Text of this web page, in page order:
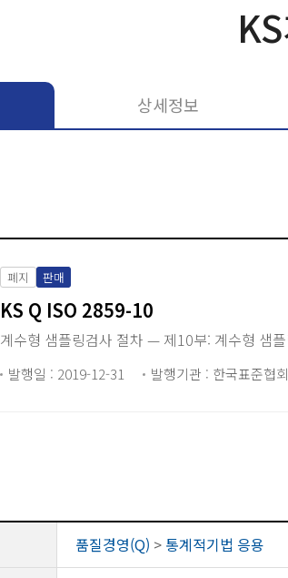
상세정보
폐지 판매
KS Q ISO 2859-10
계수형 샘플링검사 절차 — 제10부: 계수형 샘
발행일 : 2019-12-31 발행기관 : 한국표준협회
품질경영(Q) > 통계적기법 응용